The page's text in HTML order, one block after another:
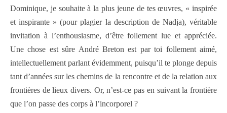
Dominique, je souhaite à la plus jeune de tes œuvres, « inspirée
et inspirante » (pour plagier la description de Nadja), véritable
invitation à l’enthousiasme, d’être follement lue et appréciée.
Une chose est sûre André Breton est par toi follement aimé,
intellectuellement parlant évidemment, puisqu’il te plonge depuis
tant d’années sur les chemins de la rencontre et de la relation aux
frontières de lieux divers. Or, n’est-ce pas en suivant la frontière
que l’on passe des corps à l’incorporel ?